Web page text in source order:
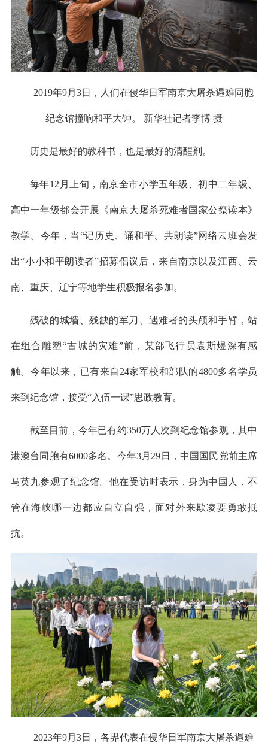
2019年9月3日，人们在侵华日军南京大屠杀遇难同胞
纪念馆撞响和平大钟。 新华社记者李博 摄
历史是最好的教科书，也是最好的清醒剂。
每年12月上旬，南京全市小学五年级、初中二年级、
高中一年级都会开展《南京大屠杀死难者国家公祭读本》
教学。今年，当“记历史、诵和平、共朗读”网络云班会发
出“小小和平朗读者”招募倡议后，来自南京以及江西、云
南、重庆、辽宁等地学生积极报名参加。
残破的城墙、残缺的军刀、遇难者的头颅和手臂，站
在组合雕塑“古城的灾难”前，某部飞行员袁斯煜深有感
触。今年以来，已有来自24家军校和部队的4800多名学员
来到纪念馆，接受“入伍一课”思政教育。
截至目前，今年已有约350万人次到纪念馆参观，其中
港澳台同胞有6000多名。今年3月29日，中国国民党前主席
马英九参观了纪念馆。他在受访时表示，身为中国人，不
管在海峡哪一边都应自立自强，面对外来欺凌要勇敢抵
抗。
2023年9月3日，各界代表在侵华日军南京大屠杀遇难